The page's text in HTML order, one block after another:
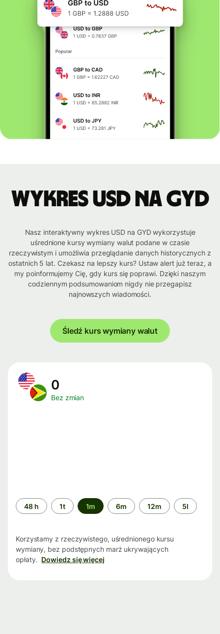
Wykres USD na GYD
Nasz interaktywny wykres USD na GYD wykorzystuje
uśrednione kursy wymiany walut podane w czasie
rzeczywistym i umożliwia przeglądanie danych historycznych z
ostatnich 5 lat. Czekasz na lepszy kurs? Ustaw alert już teraz, a
my poinformujemy Cię, gdy kurs się poprawi. Dzięki naszym
codziennym podsumowaniom nigdy nie przegapisz
najnowszych wiadomości.
Śledź kurs wymiany walut
0
Bez zmian
Przedział
czasu
48 h 1t 1m 6m 12m 5l
Korzystamy z rzeczywistego, uśrednionego kursu
wymiany, bez podstępnych marż ukrywających
opłaty. Dowiedz się więcej